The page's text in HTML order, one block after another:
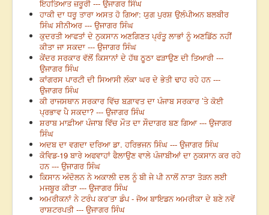
ਇਹਤਿਆਤ ਜ਼ਰੂਰੀ --- ਉਜਾਗਰ ਸਿੰਘ
ਹਾਕੀ ਦਾ ਧਰੂ ਤਾਰਾ ਅਸਤ ਹੋ ਗਿਆ: ਯੁਗ ਪੁਰਸ਼ ਉਲੰਪੀਅਨ ਬਲਬੀਰ
ਸਿੰਘ ਸੀਨੀਅਰ --- ਉਜਾਗਰ ਸਿੰਘ
ਕੁਦਰਤੀ ਆਫਤਾਂ ਦੇ ਨੁਕਸਾਨ ਅਣਗਿਣਤ ਪ੍ਰੰਤੂ ਲਾਭਾਂ ਨੂੰ ਅਣਡਿੱਠ ਨਹੀਂ
ਕੀਤਾ ਜਾ ਸਕਦਾ --- ਉਜਾਗਰ ਸਿੰਘ
ਕੇਂਦਰ ਸਰਕਾਰ ਵੱਲੋਂ ਕਿਸਾਨਾਂ ਦੇ ਹੱਥ ਠੂਠਾ ਫੜਾਉਣ ਦੀ ਤਿਆਰੀ ---
ਉਜਾਗਰ ਸਿੰਘ
ਕਾਂਗਰਸ ਪਾਰਟੀ ਦੀ ਸਿਆਸੀ ਲੰਕਾ ਘਰ ਦੇ ਭੇਤੀ ਢਾਹ ਰਹੇ ਹਨ ---
ਉਜਾਗਰ ਸਿੰਘ
ਕੀ ਰਾਜਸਥਾਨ ਸਰਕਾਰ ਵਿੱਚ ਬਗ਼ਾਵਤ ਦਾ ਪੰਜਾਬ ਸਰਕਾਰ ’ਤੇ ਕੋਈ
ਪ੍ਰਭਾਵ ਪੈ ਸਕਦਾ? --- ਉਜਾਗਰ ਸਿੰਘ
ਸ਼ਰਾਬ ਮਾਫ਼ੀਆ ਪੰਜਾਬ ਵਿੱਚ ਮੌਤ ਦਾ ਸੌਦਾਗਰ ਬਣ ਗਿਆ --- ਉਜਾਗਰ
ਸਿੰਘ
ਅਦਬ ਦਾ ਵਗਦਾ ਦਰਿਆ ਡਾ. ਹਰਿਭਜਨ ਸਿੰਘ --- ਉਜਾਗਰ ਸਿੰਘ
ਕੋਵਿਡ-19 ਬਾਰੇ ਅਫਵਾਹਾਂ ਫੈਲਾਉਣ ਵਾਲੇ ਪੰਜਾਬੀਆਂ ਦਾ ਨੁਕਸਾਨ ਕਰ ਰਹੇ
ਹਨ --- ਉਜਾਗਰ ਸਿੰਘ
ਕਿਸਾਨ ਅੰਦੋਲਨ ਨੇ ਅਕਾਲੀ ਦਲ ਨੂੰ ਬੀ ਜੇ ਪੀ ਨਾਲੋਂ ਨਾਤਾ ਤੋੜਨ ਲਈ
ਮਜਬੂਰ ਕੀਤਾ --- ਉਜਾਗਰ ਸਿੰਘ
ਅਮਰੀਕਨਾਂ ਨੇ ਟਰੰਪ ਕਰ’ਤਾ ਡੰਪ - ਜੋਅ ਬਾਇਡਨ ਅਮਰੀਕਾ ਦੇ ਬਣੇ ਨਵੇਂ
ਰਾਸ਼ਟਰਪਤੀ --- ਉਜਾਗਰ ਸਿੰਘ